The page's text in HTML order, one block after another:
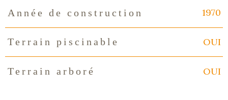
Année de construction 1970
Terrain piscinable OUI
Terrain arboré OUI